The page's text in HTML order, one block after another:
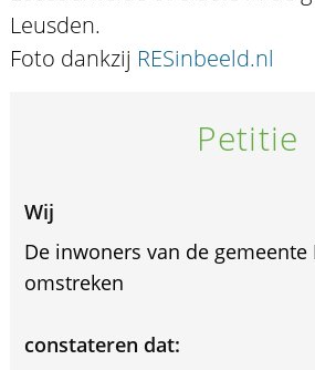
Leusden.
Foto dankzij RESinbeeld.nl
Petitie
Wij
De inwoners van de gemeente
omstreken
constateren dat: